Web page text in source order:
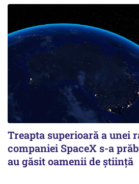
Treapta superioară a unei
companiei SpaceX s-a
au găsit oamenii de știință